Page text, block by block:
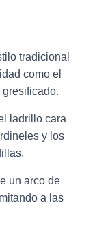
tradicional
como el
ladrillo cara
y los
un arco de
a las